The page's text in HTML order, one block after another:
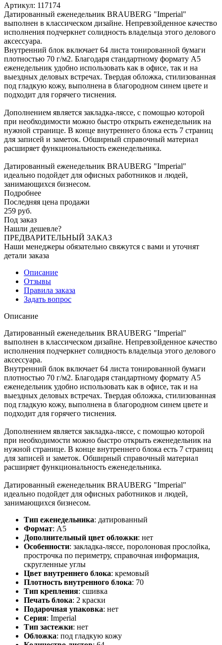
Артикул: 117174
Датированный еженедельник BRAUBERG "Imperial"
выполнен в классическом дизайне. Непревзойденное качество
исполнения подчеркнет солидность владельца этого делового
аксессуара.
Внутренний блок включает 64 листа тонированной бумаги
плотностью 70 г/м2. Благодаря стандартному формату А5
еженедельник удобно использовать как в офисе, так и на
выездных деловых встречах. Твердая обложка, стилизованная
под гладкую кожу, выполнена в благородном синем цвете и
подходит для горячего тиснения.
Дополнением является закладка-ляссе, с помощью которой
при необходимости можно быстро открыть еженедельник на
нужной странице. В конце внутреннего блока есть 7 страниц
для записей и заметок. Обширный справочный материал
расширяет функциональность еженедельника.
Датированный еженедельник BRAUBERG "Imperial"
идеально подойдет для офисных работников и людей,
занимающихся бизнесом.
Подробнее
Последняя цена продажи
259 руб.
Под заказ
Нашли дешевле?
ПРЕДВАРИТЕЛЬНЫЙ ЗАКАЗ
Наши менеджеры обязательно свяжутся с вами и уточнят
детали заказа
Описание
Отзывы
Правила заказа
Задать вопрос
Описание
Датированный еженедельник BRAUBERG "Imperial"
выполнен в классическом дизайне. Непревзойденное качество
исполнения подчеркнет солидность владельца этого делового
аксессуара.
Внутренний блок включает 64 листа тонированной бумаги
плотностью 70 г/м2. Благодаря стандартному формату А5
еженедельник удобно использовать как в офисе, так и на
выездных деловых встречах. Твердая обложка, стилизованная
под гладкую кожу, выполнена в благородном синем цвете и
подходит для горячего тиснения.
Дополнением является закладка-ляссе, с помощью которой
при необходимости можно быстро открыть еженедельник на
нужной странице. В конце внутреннего блока есть 7 страниц
для записей и заметок. Обширный справочный материал
расширяет функциональность еженедельника.
Датированный еженедельник BRAUBERG "Imperial"
идеально подойдет для офисных работников и людей,
занимающихся бизнесом.
Тип еженедельника: датированный
Формат: А5
Дополнительный цвет обложки: нет
Особенности: закладка-ляссе, поролоновая прослойка,
прострочка по периметру, справочная информация,
скругленные углы
Цвет внутреннего блока: кремовый
Плотность внутренного блока: 70
Тип крепления: сшивка
Печать блока: 2 краски
Подарочная упаковка: нет
Серия: Imperial
Тип застежки: нет
Обложка: под гладкую кожу